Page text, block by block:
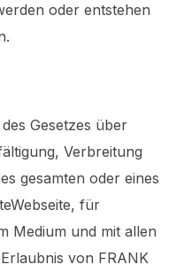
oder entstehen
Gesetzes über
Verbreitung
gesamten oder eines
für
Medium und mit allen
von FRANK